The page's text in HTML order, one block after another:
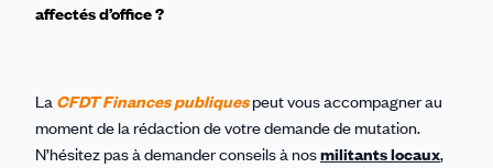
affectés d’office ?
La CFDT Finances publiquespeut vous accompagner au
moment de la rédaction de votre demande de mutation.
N’hésitez pas à demander conseils à nosmilitants locaux,